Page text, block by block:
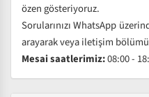
özen gösteriyoruz.
Sorularınızı WhatsApp
arayarak veya iletişim
Mesai saatlerimiz:08:00 -